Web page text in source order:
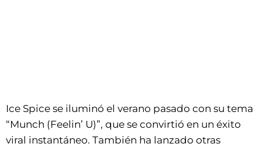
Ice Spice se iluminó el verano pasado con su tema
“Munch (Feelin’ U)”, que se convirtió en un éxito
viral instantáneo. También ha lanzado otras